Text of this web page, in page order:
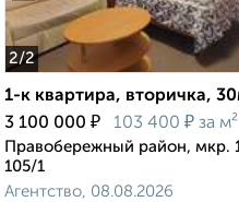
2/2
1-к квартира, вторичка,
3 100 000 ₽ 103 400 ₽ за м²
Правобережный район, мкр.
105/1
Агентство, 08.08.2026